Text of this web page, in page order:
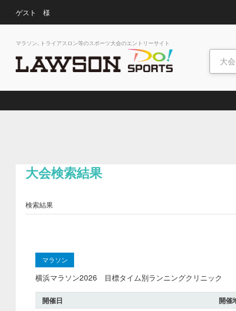
ゲスト 様
マラソン､トライアスロン等のスポーツ大会のエントリーサイト
大会検索結果
検索結果
マラソン
横浜マラソン2026 目標タイム別ランニングクリニック
開催日 開催